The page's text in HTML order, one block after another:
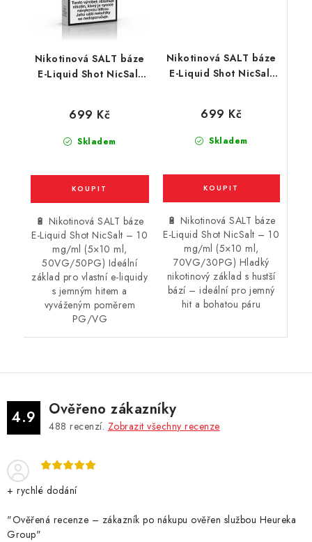
Nikotinová SALT báze
E-Liquid Shot NicSalt
Skladem
699 Kč
🔋 Nikotinová SALT báze
E-Liquid Shot NicSalt – 10
mg/ml (5×10 ml,
50VG/50PG) Ideální
základ pro vlastní e-liquidy
s jemným hitem a
vyváženým poměrem
PG/VG
Nikotinová SALT báze
E-Liquid Shot NicSalt
Skladem
699 Kč
🔋 Nikotinová SALT báze
E-Liquid Shot NicSalt – 10
mg/ml (5×10 ml,
70VG/30PG) Hladký
nikotinový základ s hustší
bází – ideální pro jemný
hit a bohatou páru
4.9 Ověřeno zákazníky
488 recenzí. Zobrazit všechny recenze
+ rychlé dodání
"Ověřená recenze – zákazník po nákupu ověřen službou Heureka
Group"